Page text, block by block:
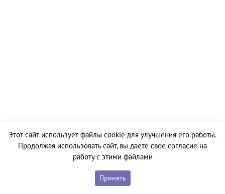
Этот сайт использует файлы cookie для улучшения его работы.
Продолжая использовать сайт, вы даете свое согласие на
работу с этими файлами
Принять